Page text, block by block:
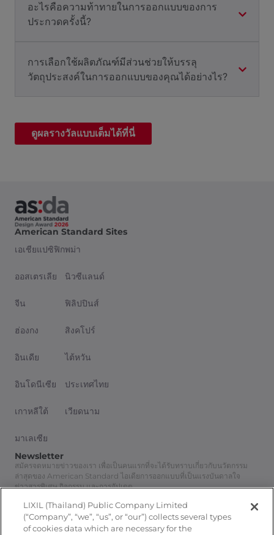
อะไรคือความท้าทายในการออกแบบของการ
ประกวดครั้งนี้?
การเลือกใช้ผลิตภัณฑ์มีส่วนช่วยให้บรรลุ
วัตถุประสงค์ในการออกแบบของคุณได้อย่างไร?
ดูผลรางวัลแบบเต็มได้ที่นี่
American Standard Sites
เอเชียแปซิฟิก
ออสเตรเลีย
จีน
ฮ่องกง
อินเดีย
อินโดนีเซีย
เกาหลีใต้
มาเลเซีย
พม่า
นิวซีแลนด์
ฟิลิปปินส์
สิงคโปร์
ไต้หวัน
ประเทศไทย
เวียดนาม
Newsletter
สมัครจดหมายข่าวของเรา เพื่อเป็นคนแรกที่จะได้รับทราบเกี่ยวกับนวัตกรรม
ล่าสุดของ American Standard ไอเดียการออกแบบที่เป็นแรงบันดาลใจ
ข่าวสารพิเศษ กิจกรรม และการอัปเดต
สมัครสมาชิก
Follow Us
LIXIL (Thailand) Public Company Limited
(“Company”, “we”, “us”, or “our”) collects several types
of cookies data which are necessary for the